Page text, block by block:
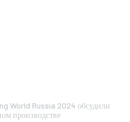
World Russia 2024 обсудили
производстве